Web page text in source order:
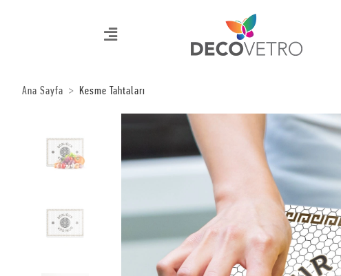
Ana Sayfa Kesme Tahtaları